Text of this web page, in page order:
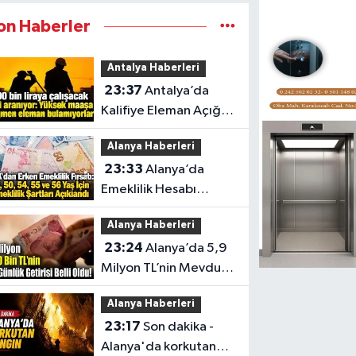
Haberler
Antalya Haberleri
23:37 Antalya’da
Kalifiye Eleman Açığı
Sektörleri Zorluyor
Alanya Haberleri
23:33 Alanya’da
Emeklilik Hesabı
Yapanlar İçin Kritik Yaş
Şartları
Alanya Haberleri
23:24 Alanya’da 5,9
Milyon TL’nin Mevduat
Getirisi
Alanya Haberleri
23:17 Son dakika -
Alanya'da korkutan